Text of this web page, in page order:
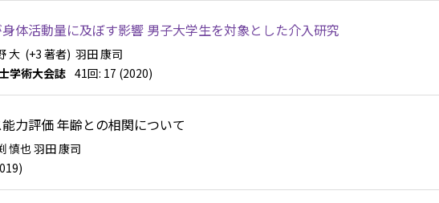
体活動量に及ぼす影響 男子大学生を対象とした介入研究
大 (+3 著者) 羽田 康司
学術大会誌 41回: 17 (2020)
力評価 年齢との相関について
慎也羽田 康司